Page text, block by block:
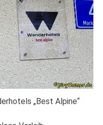
„Best Alpine“